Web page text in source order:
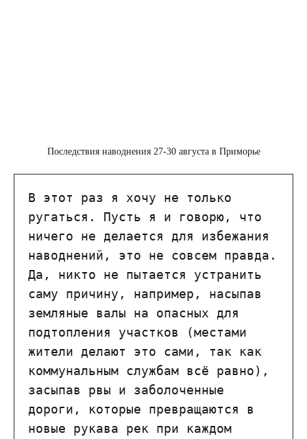
Последствия наводнения 27-30 августа в Приморье
В этот раз я хочу не только
ругаться. Пусть я и говорю, что
ничего не делается для избежания
наводнений, это не совсем правда.
Да, никто не пытается устранить
саму причину, например, насыпав
земляные валы на опасных для
подтопления участков (местами
жители делают это сами, так как
коммунальным службам всё равно),
засыпав рвы и заболоченные
дороги, которые превращаются в
новые рукава рек при каждом